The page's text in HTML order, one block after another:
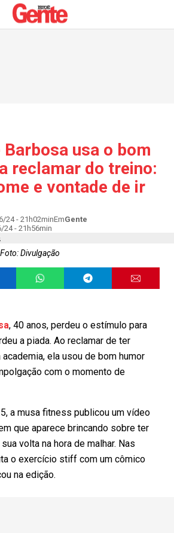
Barbosa usa o bom
reclamar do treino:
e vontade de ir
24 - 21h02minEmGente
24 - 21h56min
Foto: Divulgação
, 40 anos, perdeu o estímulo para
a piada. Ao reclamar de ter
academia, ela usou de bom humor
com o momento de
a musa fitness publicou um vídeo
que aparece brincando sobre ter
volta na hora de malhar. Nas
o exercício stiff com um cômico
na edição.